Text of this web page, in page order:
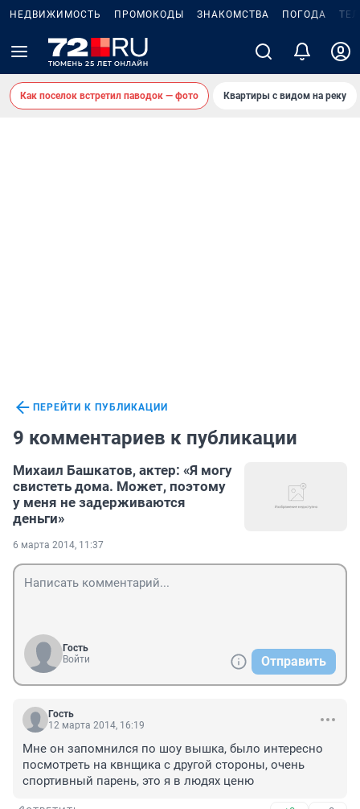
НЕДВИЖИМОСТЬ ПРОМОКОДЫ ЗНАКОМСТВА ПОГОДА
Как поселок встретил паводок — фото Квартиры с видом на реку
ПЕРЕЙТИ К ПУБЛИКАЦИИ
9 комментариев к публикации
Михаил Башкатов, актер: «Я могу
свистеть дома. Может, поэтому
у меня не задерживаются
деньги»
6 марта 2014, 11:37
Гость
Войти
Отправить
Гость
12 марта 2014, 16:19
Мне он запомнился по шоу вышка, было интересно
посмотреть на квнщика с другой стороны, очень
спортивный парень, это я в людях ценю